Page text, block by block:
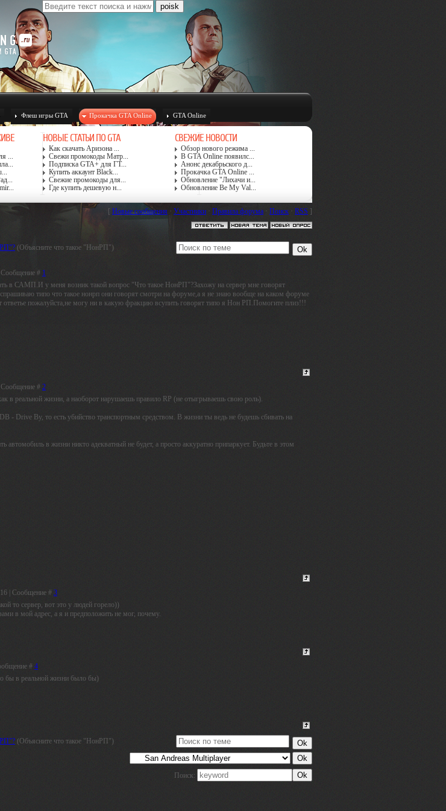
Флеш игры GTA Прокачка GTA Online GTA Online
...
НОВЫЕ СТАТЬИ ПО GTA
Как скачать Аризона ...
Свежи промокоды Матр...
Подписка GTA+ для ГТ...
Купить аккаунт Black...
Свежие промокоды для...
Где купить дешевую н...
СВЕЖИЕ НОВОСТИ
Обзор нового режима ...
В GTA Online появилс...
Анонс декабрьского д...
Прокачка GTA Online ...
Обновление "Лихачи и...
Обновление Be My Val...
[ Новые сообщения · Участники · Правила форума · Поиск · RSS ]
(Объясните что такое "НонРП")
Сообщение # 1
в САМП.И у меня возник такой вопрос "Что такое НонРП"?Захожу на сервер мне говорят
типо что такое нонрп они говорят смотри на форуме,а я не знаю вообще на каком форуме
ответье пожалуйста,не могу ни в какую фракцию всупить говорят типо я Нон РП.Помогите плиз!!!
Сообщение # 2
в реальной жизни, а наоборот нарушаешь правило RP (не отыгрываешь свою роль).
- Drive By, то есть убийство транспортным средством. В жизни ты ведь не будешь сбивать на
автомобиль в жизни никто адекватный не будет, а просто аккуратно припаркует. Будьте в этом
| Сообщение # 3
то сервер, вот это у людей горело))
в мой адрес, а я и предположить не мог, почему.
# 4
бы в реальной жизни было бы)
(Объясните что такое "НонРП")
Поиск: